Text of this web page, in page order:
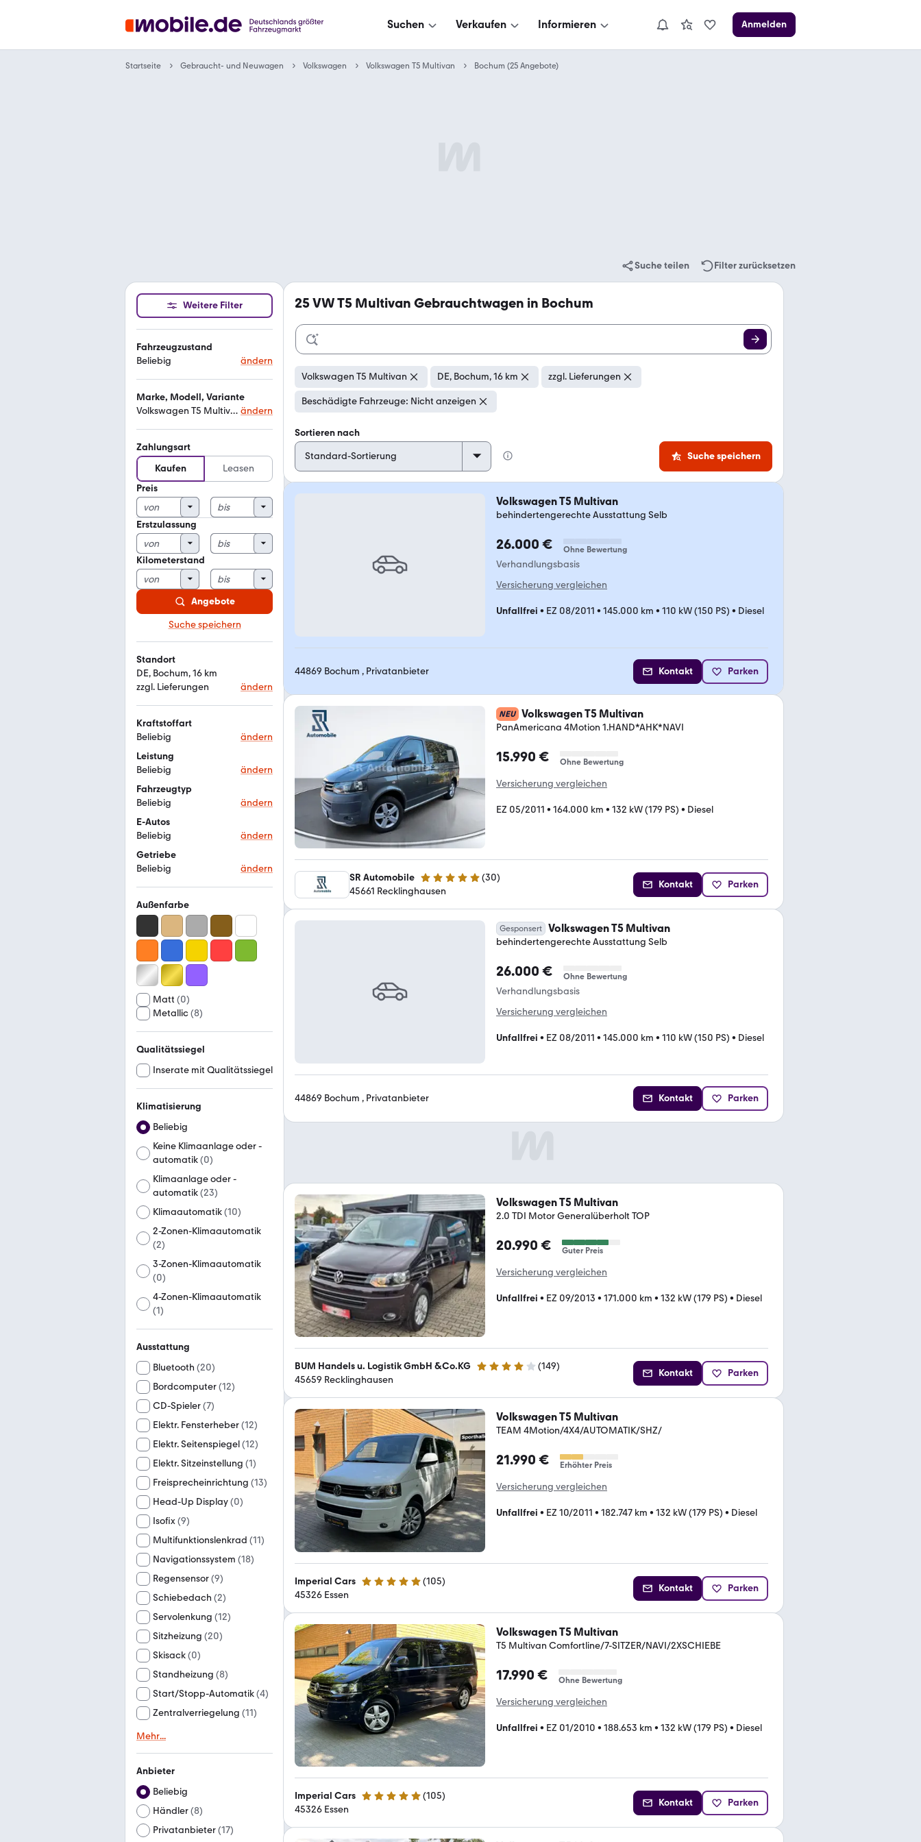
Suchen Verkaufen Informieren Anmelden
Startseite Gebraucht- und Neuwagen Volkswagen Volkswagen T5 Multivan Bochum (25 Angebote)
Suche teilen Filter zurücksetzen
Weitere Filter
Fahrzeugzustand
Beliebig
ändern
Marke, Modell, Variante
Volkswagen T5 Multivan ändern
Zahlungsart
Kaufen
Leasen
Preis
Erstzulassung
Kilometerstand
Angebote
Suche speichern
Standort
DE, Bochum, 16 km
zzgl. Lieferungen
ändern
Kraftstoffart
Beliebig
ändern
Leistung
Beliebig
ändern
Fahrzeugtyp
Beliebig
ändern
E-Autos
Beliebig
ändern
Getriebe
Beliebig
ändern
Außenfarbe
Matt (0)
Metallic(8)
Qualitätssiegel
Inserate mit Qualitätssiegel
Klimatisierung
Beliebig
Keine Klimaanlage oder -
automatik(0)
Klimaanlage oder -
automatik(23)
Klimaautomatik(10)
2-Zonen-Klimaautomatik
(2)
3-Zonen-Klimaautomatik
(0)
4-Zonen-Klimaautomatik
(1)
Ausstattung
Bluetooth (20)
Bordcomputer(12)
CD-Spieler(7)
Elektr. Fensterheber(12)
Elektr. Seitenspiegel(12)
Elektr. Sitzeinstellung (1)
Freisprecheinrichtung (13)
Head-Up Display(0)
Isofix(9)
Multifunktionslenkrad (11)
Navigationssystem (18)
Regensensor(9)
Schiebedach (2)
Servolenkung (12)
Sitzheizung (20)
Skisack(0)
Standheizung (8)
Start/Stopp-Automatik(4)
Zentralverriegelung (11)
Mehr...
Anbieter
Beliebig
Händler(8)
Privatanbieter(17)
25VW T5 Multivan Gebrauchtwagen in Bochum
Volkswagen T5 Multivan DE, Bochum, 16 km zzgl. Lieferungen
Beschädigte Fahrzeuge: Nicht anzeigen
Sortieren nach
Suche speichern
Volkswagen T5 Multivan
behindertengerechte Ausstattung Selb
26.000 € Ohne Bewertung
Verhandlungsbasis
Versicherung vergleichen
Unfallfrei • EZ 08/2011 • 145.000 km • 110 kW (150 PS) • Diesel
44869 Bochum , Privatanbieter Kontakt Parken
NEU Volkswagen T5 Multivan
PanAmericana 4Motion 1.HAND*AHK*NAVI
15.990 € Ohne Bewertung
Versicherung vergleichen
EZ 05/2011 • 164.000 km • 132 kW (179 PS) • Diesel
SR Automobile 5 Sterne (30)
45661 Recklinghausen
Kontakt Parken
Gesponsert Volkswagen T5 Multivan
behindertengerechte Ausstattung Selb
26.000 € Ohne Bewertung
Verhandlungsbasis
Versicherung vergleichen
Unfallfrei • EZ 08/2011 • 145.000 km • 110 kW (150 PS) • Diesel
44869 Bochum , Privatanbieter Kontakt Parken
Volkswagen T5 Multivan
2.0 TDI Motor Generalüberholt TOP
20.990 € Guter Preis
Versicherung vergleichen
Unfallfrei • EZ 09/2013 • 171.000 km • 132 kW (179 PS) • Diesel
BUM Handels u. Logistik GmbH &Co.KG 4.2 Sterne (149)
45659 Recklinghausen
Kontakt Parken
Volkswagen T5 Multivan
TEAM 4Motion/4X4/AUTOMATIK/SHZ/
21.990 € Erhöhter Preis
Versicherung vergleichen
Unfallfrei • EZ 10/2011 • 182.747 km • 132 kW (179 PS) • Diesel
Imperial Cars 5 Sterne (105)
45326 Essen
Kontakt Parken
Volkswagen T5 Multivan
T5 Multivan Comfortline/7-SITZER/NAVI/2XSCHIEBE
17.990 € Ohne Bewertung
Versicherung vergleichen
Unfallfrei • EZ 01/2010 • 188.653 km • 132 kW (179 PS) • Diesel
Imperial Cars 5 Sterne (105)
45326 Essen
Kontakt Parken